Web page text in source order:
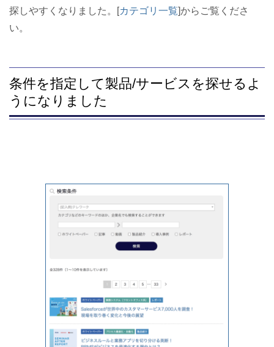
探しやすくなりました。[カテゴリ一覧]からご覧くださ
い。
条件を指定して製品/サービスを探せるよ
うになりました